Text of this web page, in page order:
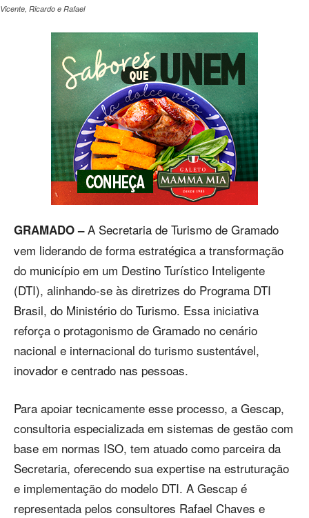
Vicente, Ricardo e Rafael
GRAMADO –A Secretaria de Turismo de Gramado
vem liderando de forma estratégica a transformação
do município em um Destino Turístico Inteligente
(DTI), alinhando-se às diretrizes do Programa DTI
Brasil, do Ministério do Turismo. Essa iniciativa
reforça o protagonismo de Gramado no cenário
nacional e internacional do turismo sustentável,
inovador e centrado nas pessoas.
Para apoiar tecnicamente esse processo, a Gescap,
consultoria especializada em sistemas de gestão com
base em normas ISO, tem atuado como parceira da
Secretaria, oferecendo sua expertise na estruturação
e implementação do modelo DTI. A Gescap é
representada pelos consultores Rafael Chaves e